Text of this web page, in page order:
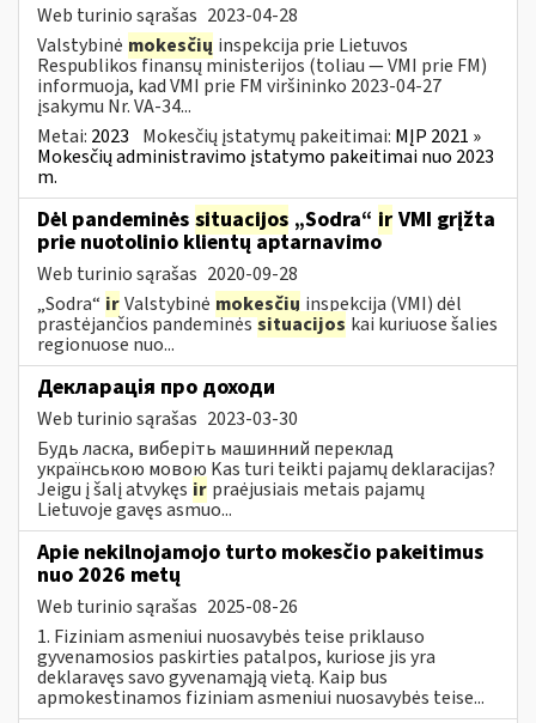
Web turinio sąrašas 2023-04-28
Valstybinė mokesčių inspekcija prie Lietuvos
Respublikos finansų ministerijos (toliau ― VMI prie FM)
informuoja, kad VMI prie FM viršininko 2023-04-27
įsakymu Nr. VA-34...
Metai: 2023 Mokesčių įstatymų pakeitimai: MĮP 2021 »
Mokesčių administravimo įstatymo pakeitimai nuo 2023
m.
Dėl pandeminės situacijos „Sodra“ ir VMI grįžta
prie nuotolinio klientų aptarnavimo
Web turinio sąrašas 2020-09-28
„Sodra“ irValstybinė mokesčių inspekcija (VMI) dėl
prastėjančios pandeminėssituacijos kai kuriuose šalies
regionuose nuo...
Декларація про доходи
Web turinio sąrašas 2023-03-30
Будь ласка, виберіть машинний переклад
українською мовою Kas turi teikti pajamų deklaracijas?
Jeigu į šalį atvykęs ir praėjusiais metais pajamų
Lietuvoje gavęs asmuo...
Apie nekilnojamojo turto mokesčio pakeitimus
nuo 2026 metų
Web turinio sąrašas 2025-08-26
1. Fiziniam asmeniui nuosavybės teise priklauso
gyvenamosios paskirties patalpos, kuriose jis yra
deklaravęs savo gyvenamąją vietą. Kaip bus
apmokestinamos fiziniam asmeniui nuosavybės teise...